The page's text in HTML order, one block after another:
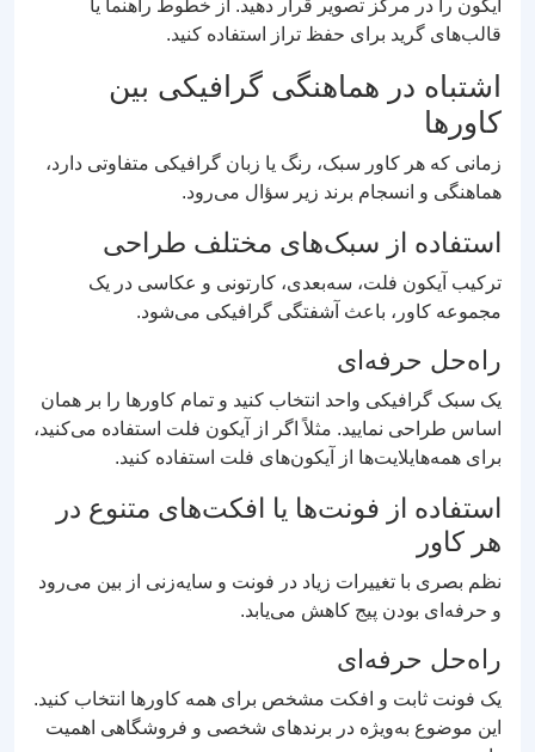
آیکون را در مرکز تصویر قرار دهید. از خطوط راهنما یا
قالب‌های گرید برای حفظ تراز استفاده کنید.
اشتباه در هماهنگی گرافیکی بین
کاورها
زمانی که هر کاور سبک، رنگ یا زبان گرافیکی متفاوتی دارد،
هماهنگی و انسجام برند زیر سؤال می‌رود.
استفاده از سبک‌های مختلف طراحی
ترکیب آیکون فلت، سه‌بعدی، کارتونی و عکاسی در یک
مجموعه کاور، باعث آشفتگی گرافیکی می‌شود.
راه‌حل حرفه‌ای
یک سبک گرافیکی واحد انتخاب کنید و تمام کاورها را بر همان
اساس طراحی نمایید. مثلاً اگر از آیکون فلت استفاده می‌کنید،
برای همه‌هایلایت‌ها از آیکون‌های فلت استفاده کنید.
استفاده از فونت‌ها یا افکت‌های متنوع در
هر کاور
نظم بصری با تغییرات زیاد در فونت و سایه‌زنی از بین می‌رود
و حرفه‌ای بودن پیج کاهش می‌یابد.
راه‌حل حرفه‌ای
یک فونت ثابت و افکت مشخص برای همه کاورها انتخاب کنید.
این موضوع به‌ویژه در برندهای شخصی و فروشگاهی اهمیت